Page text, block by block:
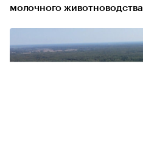
молочного животноводства